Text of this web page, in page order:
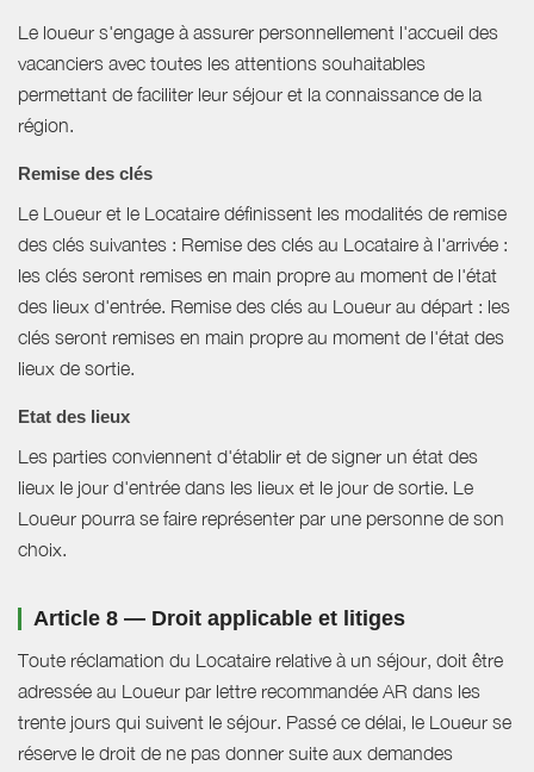
Le loueur s'engage à assurer personnellement l'accueil des
vacanciers avec toutes les attentions souhaitables
permettant de faciliter leur séjour et la connaissance de la
région.
Remise des clés
Le Loueur et le Locataire définissent les modalités de remise
des clés suivantes : Remise des clés au Locataire à l'arrivée :
les clés seront remises en main propre au moment de l'état
des lieux d'entrée. Remise des clés au Loueur au départ : les
clés seront remises en main propre au moment de l'état des
lieux de sortie.
Etat des lieux
Les parties conviennent d'établir et de signer un état des
lieux le jour d'entrée dans les lieux et le jour de sortie. Le
Loueur pourra se faire représenter par une personne de son
choix.
Article 8 — Droit applicable et litiges
Toute réclamation du Locataire relative à un séjour, doit être
adressée au Loueur par lettre recommandée AR dans les
trente jours qui suivent le séjour. Passé ce délai, le Loueur se
réserve le droit de ne pas donner suite aux demandes